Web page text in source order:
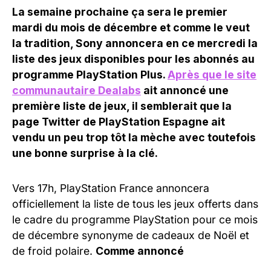
La semaine prochaine ça sera le premier
mardi du mois de décembre et comme le veut
la tradition, Sony annoncera en ce mercredi la
liste des jeux disponibles pour les abonnés au
programme PlayStation Plus.Après que le site
communautaire Dealabs ait annoncé une
première liste de jeux, il semblerait que la
page Twitter de PlayStation Espagne ait
vendu un peu trop tôt la mèche avec toutefois
une bonne surprise à la clé.
Vers 17h, PlayStation France annoncera
officiellement la liste de tous les jeux offerts dans
le cadre du programme PlayStation pour ce mois
de décembre synonyme de cadeaux de Noël et
de froid polaire. Comme annoncé